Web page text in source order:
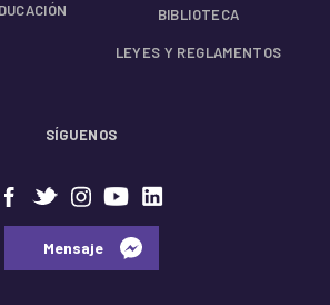
BIBLIOTECA
LEYES Y REGLAMENTOS
SÍGUENOS
⠀⠀Mensaje⠀